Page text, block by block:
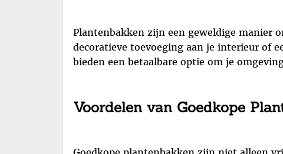
Plantenbakken zijn een geweldige manier
decoratieve toevoeging aan je interieur of
bieden een betaalbare optie om je
Voordelen van Goedkope